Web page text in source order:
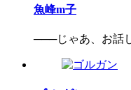
魚峰m子
───じゃあ、お話